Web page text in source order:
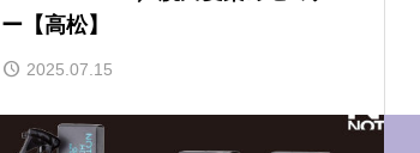
ー【高松】
2025.07.15